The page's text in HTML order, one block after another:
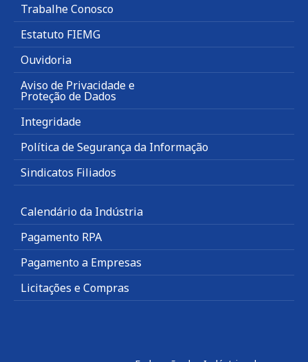
Trabalhe Conosco
Estatuto FIEMG
Ouvidoria
Aviso de Privacidade e
Proteção de Dados
Integridade
Política de Segurança da Informação
Sindicatos Filiados
Calendário da Indústria
Pagamento RPA
Pagamento a Empresas
Licitações e Compras